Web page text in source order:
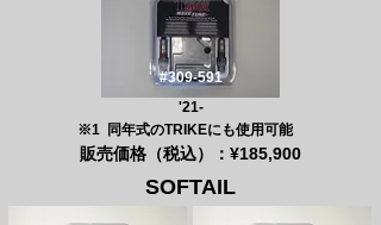
#309-591
'21-
※1 同年式のTRIKEにも使用可能
販売価格（税込）：¥185,900
SOFTAIL